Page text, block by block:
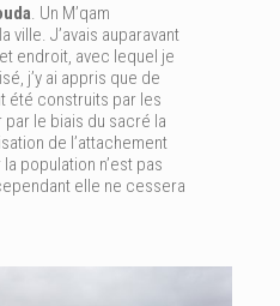
. Un M’qam
ville. J’avais auparavant
endroit, avec lequel je
j’y ai appris que de
été construits par les
le biais du sacré la
de l’attachement
population n’est pas
elle ne cessera